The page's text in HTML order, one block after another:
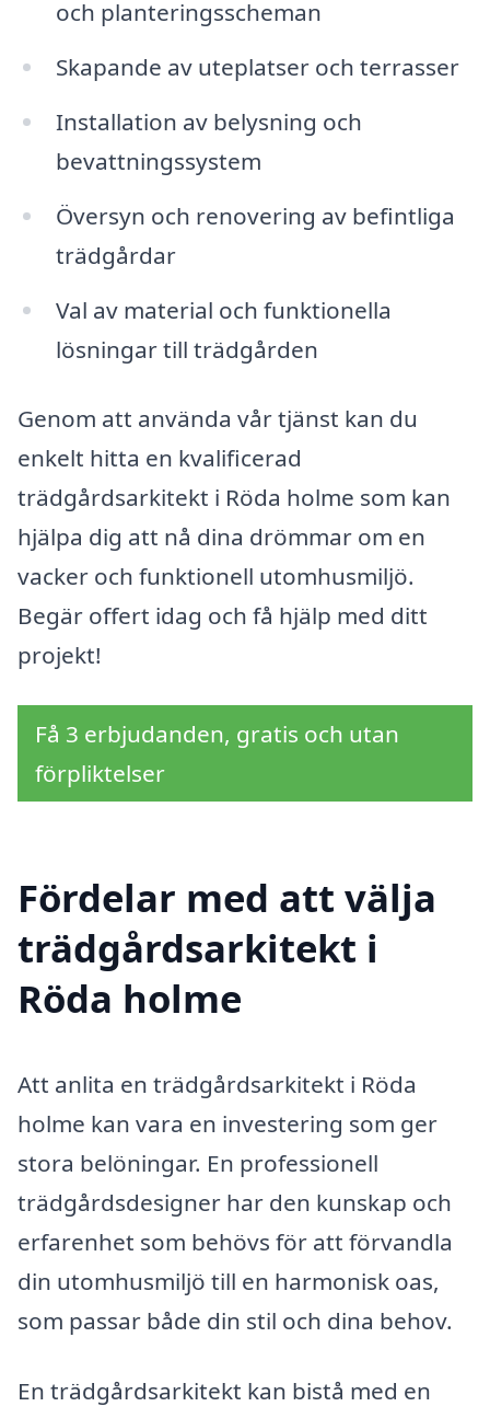
och planteringsscheman
Skapande av uteplatser och terrasser
Installation av belysning och
bevattningssystem
Översyn och renovering av befintliga
trädgårdar
Val av material och funktionella
lösningar till trädgården
Genom att använda vår tjänst kan du
enkelt hitta en kvalificerad
trädgårdsarkitekt i Röda holme som kan
hjälpa dig att nå dina drömmar om en
vacker och funktionell utomhusmiljö.
Begär offert idag och få hjälp med ditt
projekt!
Få 3 erbjudanden, gratis och utan
förpliktelser
Fördelar med att välja
trädgårdsarkitekt i
Röda holme
Att anlita en trädgårdsarkitekt i Röda
holme kan vara en investering som ger
stora belöningar. En professionell
trädgårdsdesigner har den kunskap och
erfarenhet som behövs för att förvandla
din utomhusmiljö till en harmonisk oas,
som passar både din stil och dina behov.
En trädgårdsarkitekt kan bistå med en